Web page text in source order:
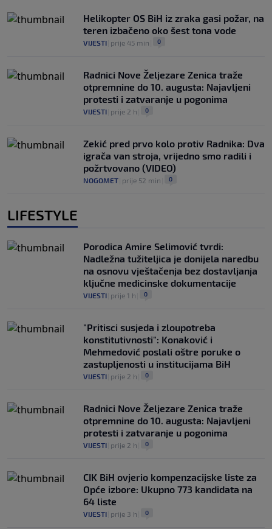
Helikopter OS BiH iz zraka gasi požar, na
teren izbačeno oko šest tona vode
VIJESTI prije 45 min 0
Radnici Nove Željezare Zenica traže
otpremnine do 10. augusta: Najavljeni
protesti i zatvaranje u pogonima
VIJESTI prije 2 h 0
Zekić pred prvo kolo protiv Radnika: Dva
igrača van stroja, vrijedno smo radili i
požrtvovano (VIDEO)
NOGOMET prije 52 min 0
LIFESTYLE
Porodica Amire Selimović tvrdi:
Nadležna tužiteljica je donijela naredbu
na osnovu vještačenja bez dostavljanja
ključne medicinske dokumentacije
VIJESTI prije 1 h 0
"Pritisci susjeda i zloupotreba
konstitutivnosti": Konaković i
Mehmedović poslali oštre poruke o
zastupljenosti u institucijama BiH
VIJESTI prije 2 h 0
Radnici Nove Željezare Zenica traže
otpremnine do 10. augusta: Najavljeni
protesti i zatvaranje u pogonima
VIJESTI prije 2 h 0
CIK BiH ovjerio kompenzacijske liste za
Opće izbore: Ukupno 773 kandidata na
64 liste
VIJESTI prije 3 h 0